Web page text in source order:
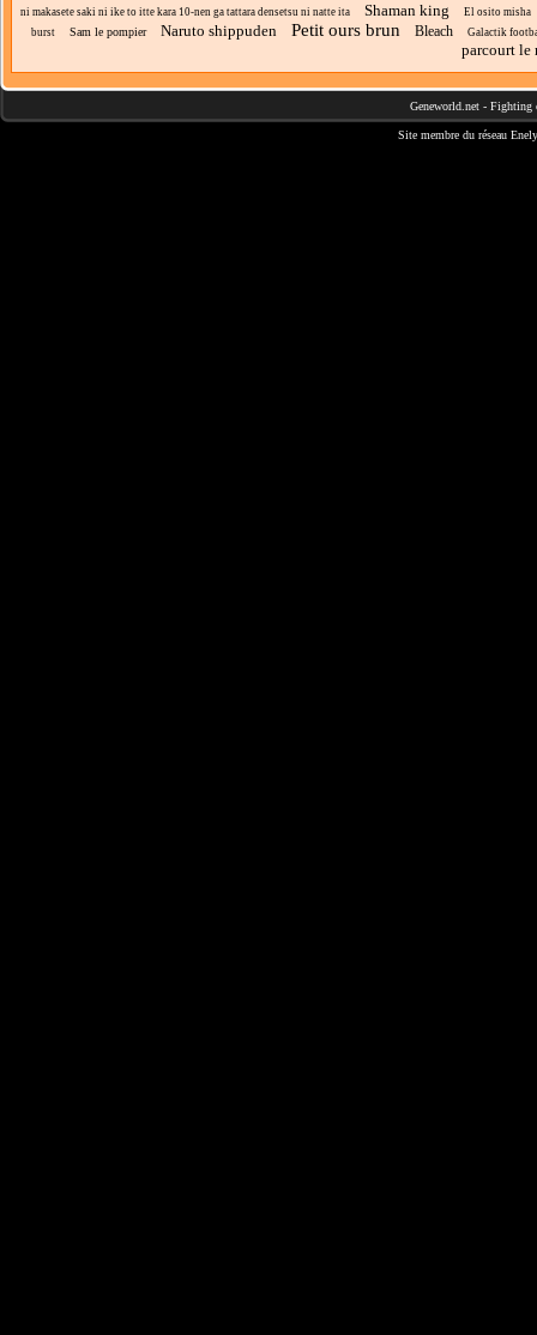
ni makasete saki ni ike to itte kara 10-nen ga tattara densetsu ni natte ita
Shaman king
El osito misha
burst
Sam le pompier Naruto shippuden Petit ours brun Bleach Galactik
parcourt le
Geneworld.net - Fighting
Site membre du réseau